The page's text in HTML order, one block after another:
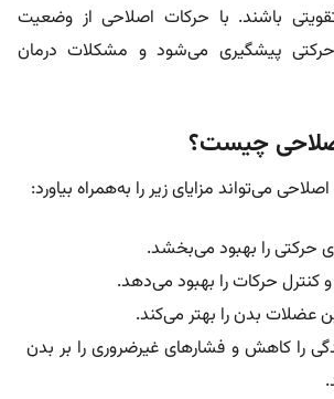
باشند. با حرکات اصلاحی از وضعیت
حرکتی پیشگیری می‌شود و مشکلات درمان
چیست؟
می‌تواند مزایای زیر را به‌همراه بیاورد:
حرکتی را بهبود می‌بخشد.
کنترل حرکات را بهبود می‌دهد.
عضلات بدن را بهتر می‌کند.
را کاهش و فشارهای غیرضروری را بر بدن